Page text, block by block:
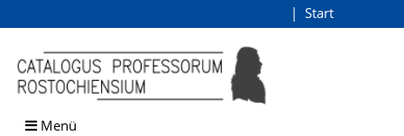
Browsen
direkt zum Inhalt
Start
Menü